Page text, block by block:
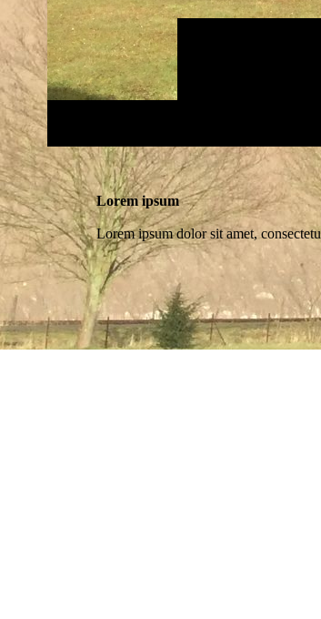
Lorem ipsum
Lorem ipsum dolor sit amet,